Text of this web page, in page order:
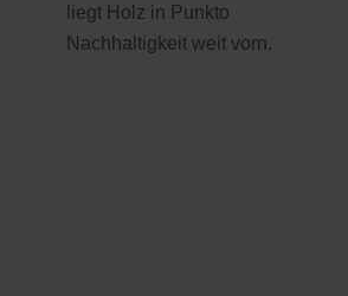
liegt Holz in Punkto
Nachhaltigkeit weit vorn.